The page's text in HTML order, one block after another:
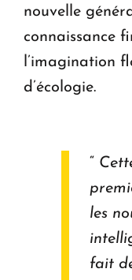
nouvelle
connaissance
l’imagination
d’écologie.
“
les
fait